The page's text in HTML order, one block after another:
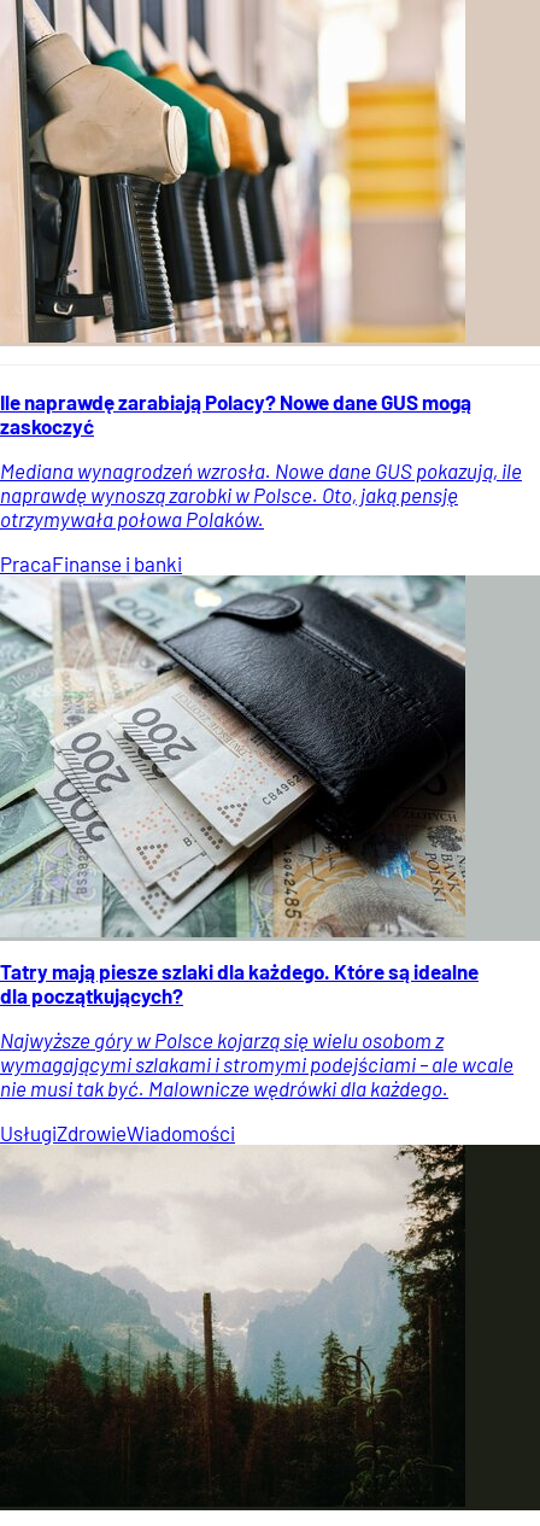
Ile naprawdę zarabiają Polacy? Nowe dane GUS mogą
zaskoczyć
Mediana wynagrodzeń wzrosła. Nowe dane GUS pokazują, ile
naprawdę wynoszą zarobki w Polsce. Oto, jaką pensję
otrzymywała połowa Polaków.
PracaFinanse i banki
Tatry mają piesze szlaki dla każdego. Które są idealne
dla początkujących?
Najwyższe góry w Polsce kojarzą się wielu osobom z
wymagającymi szlakami i stromymi podejściami – ale wcale
nie musi tak być. Malownicze wędrówki dla każdego.
UsługiZdrowieWiadomości